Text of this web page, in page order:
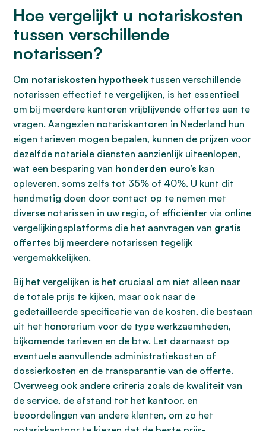
Hoe vergelijkt u notariskosten
tussen verschillende
notarissen?
Om notariskosten hypotheek tussen verschillende
notarissen effectief te vergelijken, is het essentieel
om bij meerdere kantoren vrijblijvende offertes aan te
vragen. Aangezien notariskantoren in Nederland hun
eigen tarieven mogen bepalen, kunnen de prijzen voor
dezelfde notariële diensten aanzienlijk uiteenlopen,
wat een besparing van honderden euro’s kan
opleveren, soms zelfs tot 35% of 40%. U kunt dit
handmatig doen door contact op te nemen met
diverse notarissen in uw regio, of efficiënter via online
vergelijkingsplatforms die het aanvragen van gratis
offertes bij meerdere notarissen tegelijk
vergemakkelijken.
Bij het vergelijken is het cruciaal om niet alleen naar
de totale prijs te kijken, maar ook naar de
gedetailleerde specificatie van de kosten, die bestaan
uit het honorarium voor de type werkzaamheden,
bijkomende tarieven en de btw. Let daarnaast op
eventuele aanvullende administratiekosten of
dossierkosten en de transparantie van de offerte.
Overweeg ook andere criteria zoals de kwaliteit van
de service, de afstand tot het kantoor, en
beoordelingen van andere klanten, om zo het